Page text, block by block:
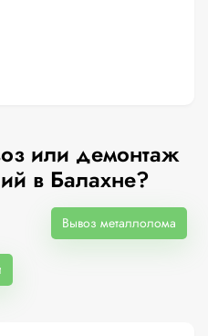
или демонтаж
в Балахне?
Вывоз металлолома